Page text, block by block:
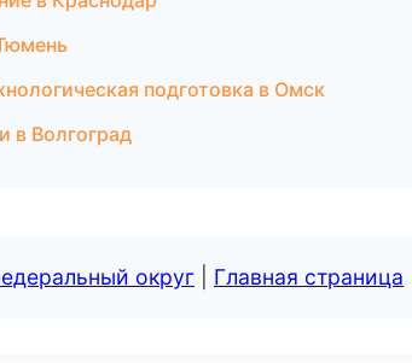
подготовка в Омск
в Волгоград
округ Главная страница